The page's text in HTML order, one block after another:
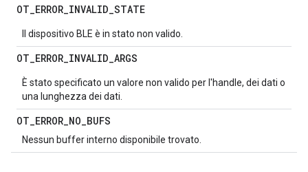
OT_ERROR_INVALID_STATE
Il dispositivo BLE è in stato non valido.
OT_ERROR_INVALID_ARGS
È stato specificato un valore non valido per l'handle, dei dati o
una lunghezza dei dati.
OT_ERROR_NO_BUFS
Nessun buffer interno disponibile trovato.